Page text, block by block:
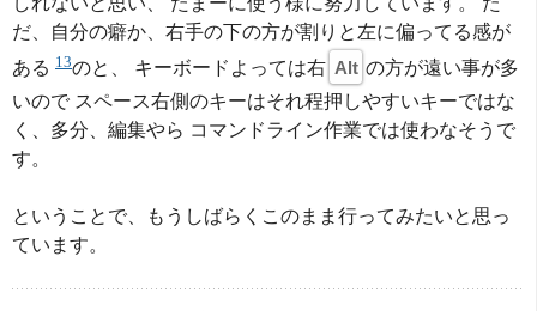
だ、自分の癖か、右手の下の方が割りと左に偏ってる感が
ある 13のと、 キーボードよっては右 Alt の方が遠い事が多
いので スペース右側のキーはそれ程押しやすいキーではな
く、多分、編集やら コマンドライン作業では使わなそうで
す。
ということで、もうしばらくこのまま行ってみたいと思っ
ています。